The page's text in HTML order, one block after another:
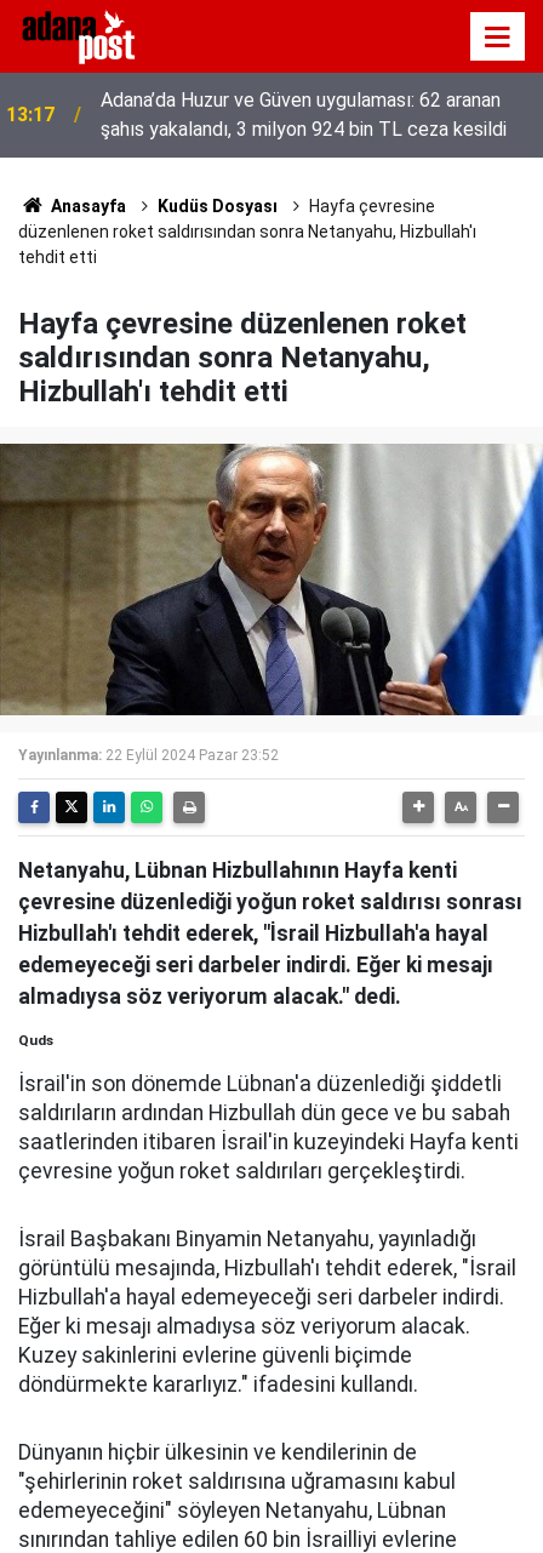
13:01
52 yıldır el emeğiyle üretiyor, mesleğin yok
olmamasına karşı direniyor
Anasayfa Kudüs Dosyası
Hayfa çevresine
düzenlenen roket saldırısından sonra Netanyahu, Hizbullah'ı
tehdit etti
Hayfa çevresine düzenlenen roket
saldırısından sonra Netanyahu,
Hizbullah'ı tehdit etti
Yayınlanma: 22 Eylül 2024 Pazar 23:52
Netanyahu, Lübnan Hizbullahının Hayfa kenti
çevresine düzenlediği yoğun roket saldırısı sonrası
Hizbullah'ı tehdit ederek, "İsrail Hizbullah'a hayal
edemeyeceği seri darbeler indirdi. Eğer ki mesajı
almadıysa söz veriyorum alacak." dedi.
Quds
İsrail'in son dönemde Lübnan'a düzenlediği şiddetli
saldırıların ardından Hizbullah dün gece ve bu sabah
saatlerinden itibaren İsrail'in kuzeyindeki Hayfa kenti
çevresine yoğun roket saldırıları gerçekleştirdi.
İsrail Başbakanı Binyamin Netanyahu, yayınladığı
görüntülü mesajında, Hizbullah'ı tehdit ederek, "İsrail
Hizbullah'a hayal edemeyeceği seri darbeler indirdi.
Eğer ki mesajı almadıysa söz veriyorum alacak.
Kuzey sakinlerini evlerine güvenli biçimde
döndürmekte kararlıyız." ifadesini kullandı.
Dünyanın hiçbir ülkesinin ve kendilerinin de
"şehirlerinin roket saldırısına uğramasını kabul
edemeyeceğini" söyleyen Netanyahu, Lübnan
sınırından tahliye edilen 60 bin İsrailliyi evlerine